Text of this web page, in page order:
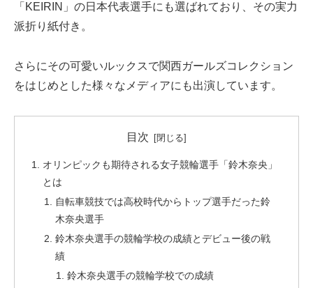
「KEIRIN」の日本代表選手にも選ばれており、その実力
派折り紙付き。
さらにその可愛いルックスで関西ガールズコレクション
をはじめとした様々なメディアにも出演しています。
目次
オリンピックも期待される女子競輪選手「鈴木奈央」
とは
自転車競技では高校時代からトップ選手だった鈴
木奈央選手
鈴木奈央選手の競輪学校の成績とデビュー後の戦
績
鈴木奈央選手の競輪学校での成績